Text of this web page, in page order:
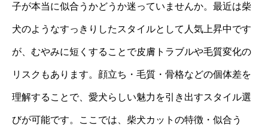
子が本当に似合うかどうか迷っていませんか。最近は柴
犬のようなすっきりしたスタイルとして人気上昇中です
が、むやみに短くすることで皮膚トラブルや毛質変化の
リスクもあります。顔立ち・毛質・骨格などの個体差を
理解することで、愛犬らしい魅力を引き出すスタイル選
びが可能です。ここでは、柴犬カットの特徴・似合う